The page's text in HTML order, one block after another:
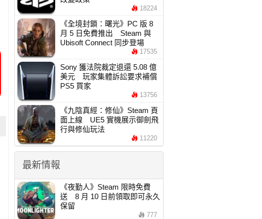
18224
《全境封鎖：曙光》PC 版 8
月 5 日免費推出 Steam 與
Ubisoft Connect 同步登場
17535
Sony 獲法院裁定退還 5.08 億
美元 玩家集體訴訟要求補償
PS5 買家
13756
《九陰真經：修仙》Steam 頁
面上線 UE5 實機展示御劍飛
行與修仙玩法
11220
最新情報
《夜勤人》Steam 限時免費
送 8 月 10 日前領取即可永久
保留
777